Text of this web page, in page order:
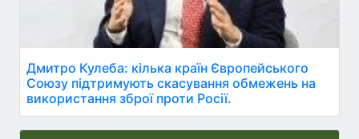
Дмитро Кулеба: кілька країн Європейського
Союзу підтримують скасування обмежень на
використання зброї проти Росії.